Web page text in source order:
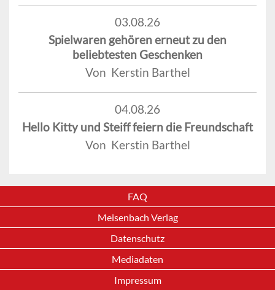
03.08.26
Spielwaren gehören erneut zu den
beliebtesten Geschenken
Von Kerstin Barthel
04.08.26
Hello Kitty und Steiff feiern die Freundschaft
Von Kerstin Barthel
FAQ
Meisenbach Verlag
Datenschutz
Mediadaten
Impressum